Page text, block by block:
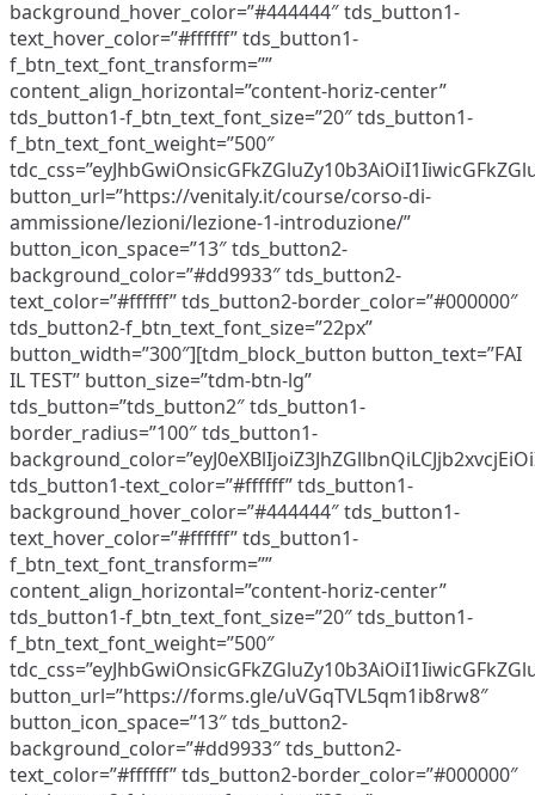
background_hover_color=”#444444″ tds_button1-
text_hover_color=”#ffffff” tds_button1-
f_btn_text_font_transform=””
content_align_horizontal=”content-horiz-center”
tds_button1-f_btn_text_font_size=”20″ tds_button1-
f_btn_text_font_weight=”500″
button_url=”https://venitaly.it/course/corso-di-
ammissione/lezioni/lezione-1-introduzione/”
button_icon_space=”13″ tds_button2-
background_color=”#dd9933″ tds_button2-
text_color=”#ffffff” tds_button2-border_color=”#000000″
tds_button2-f_btn_text_font_size=”22px”
button_width=”300″][tdm_block_button button_text=”FAI
IL TEST” button_size=”tdm-btn-lg”
tds_button=”tds_button2″ tds_button1-
border_radius=”100″ tds_button1-
tds_button1-text_color=”#ffffff” tds_button1-
background_hover_color=”#444444″ tds_button1-
text_hover_color=”#ffffff” tds_button1-
f_btn_text_font_transform=””
content_align_horizontal=”content-horiz-center”
tds_button1-f_btn_text_font_size=”20″ tds_button1-
f_btn_text_font_weight=”500″
button_url=”https://forms.gle/uVGqTVL5qm1ib8rw8″
button_icon_space=”13″ tds_button2-
background_color=”#dd9933″ tds_button2-
text_color=”#ffffff” tds_button2-border_color=”#000000″